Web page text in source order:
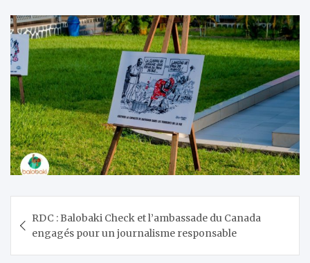
de
l’article
RDC : Balobaki Check et l’ambassade du Canada
engagés pour un journalisme responsable